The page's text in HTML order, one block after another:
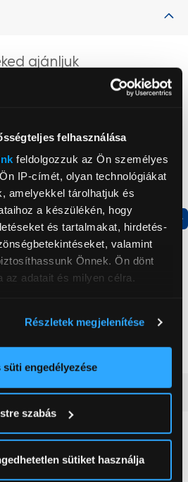
felhasználása
feldolgozzuk az Ön személyes
IP-címét, olyan technológiákat
amelyekkel tárolhatjuk és
a készülékén, hogy
és tartalmakat, hirdetés-
valamint
Önnek. Ön dönt
az adatait és milyen célra.
méteres pontossággal
beazonosítása annak konkrét
preferenciáit aRészletek
vagy visszavonhatja a
hozzájárulását.
Részletek megjelenítése
süti engedélyezése
szabás
sütiket használja
ajánljuk
Gorenje RK4182PW4
kombinált hűtőszekrény
0